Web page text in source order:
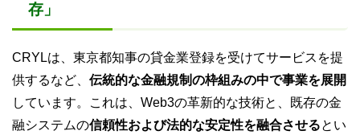
存」
CRYLは、東京都知事の貸金業登録を受けてサービスを提
供するなど、 伝統的な金融規制の枠組みの中で事業を展開
しています。これは、Web3の革新的な技術と、既存の金
融システムの信頼性および法的な安定性を融合させるとい